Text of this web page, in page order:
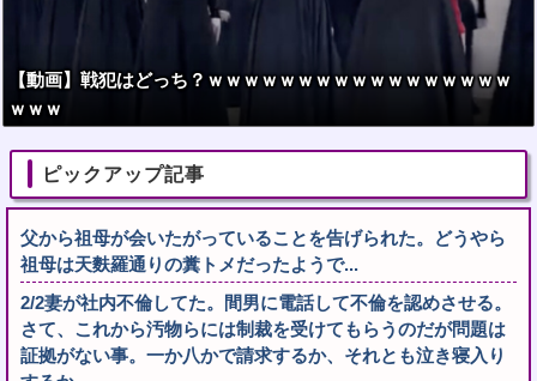
【動画】戦犯はどっち？ｗｗｗｗｗｗｗｗｗｗｗｗｗｗｗｗｗ
ｗｗｗ
ピックアップ記事
父から祖母が会いたがっていることを告げられた。どうやら
祖母は天麩羅通りの糞トメだったようで...
2/2妻が社内不倫してた。間男に電話して不倫を認めさせる。
さて、これから汚物らには制裁を受けてもらうのだが問題は
証拠がない事。一か八かで請求するか、それとも泣き寝入り